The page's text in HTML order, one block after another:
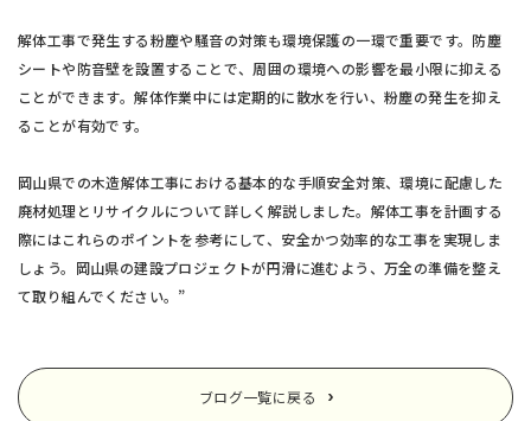
解体工事で発生する粉塵や騒音の対策も環境保護の一環で重要です。防塵
シートや防音壁を設置することで、周囲の環境への影響を最小限に抑える
ことができます。解体作業中には定期的に散水を行い、粉塵の発生を抑え
ることが有効です。
岡山県での木造解体工事における基本的な手順安全対策、環境に配慮した
廃材処理とリサイクルについて詳しく解説しました。解体工事を計画する
際にはこれらのポイントを参考にして、安全かつ効率的な工事を実現しま
しょう。岡山県の建設プロジェクトが円滑に進むよう、万全の準備を整え
て取り組んでください。”
ブログ一覧に戻る